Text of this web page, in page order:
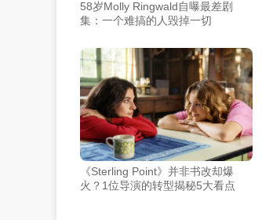
58岁Molly Ringwald自曝最差剧
集：一个难搞的人毁掉一切
《Sterling Point》并非书改却爆
火？1位导演的转型揭秘5大看点